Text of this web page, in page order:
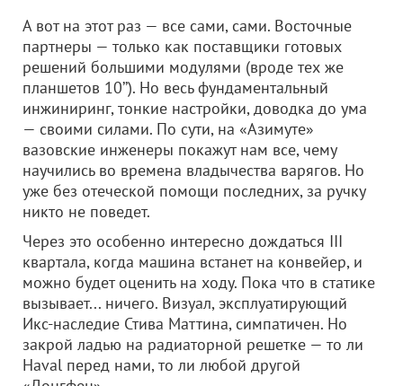
А вот на этот раз — все сами, сами. Восточные
партнеры — только как поставщики готовых
решений большими модулями (вроде тех же
планшетов 10’’). Но весь фундаментальный
инжиниринг, тонкие настройки, доводка до ума
— своими силами. По сути, на «Азимуте»
вазовские инженеры покажут нам все, чему
научились во времена владычества варягов. Но
уже без отеческой помощи последних, за ручку
никто не поведет.
Через это особенно интересно дождаться III
квартала, когда машина встанет на конвейер, и
можно будет оценить на ходу. Пока что в статике
вызывает... ничего. Визуал, эксплуатирующий
Икс-наследие Стива Маттина, симпатичен. Но
закрой ладью на радиаторной решетке — то ли
Haval перед нами, то ли любой другой